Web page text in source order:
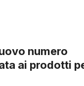
numero
ai prodotti